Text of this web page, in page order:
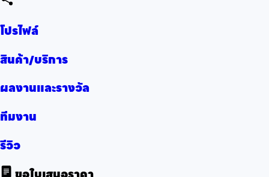
โปรไฟล์
สินค้า/บริการ
ผลงานและรางวัล
ทีมงาน
รีวิว